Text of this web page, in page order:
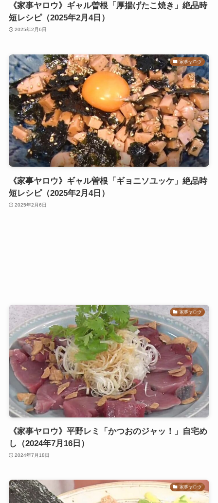
《家事ヤロウ》ギャル曽根「厚揚げたこ焼き」絶品時
短レシピ（2025年2月4日）
2025年2月6日
家事ヤロウ
《家事ヤロウ》ギャル曽根「ギョニソユッケ」絶品時
短レシピ（2025年2月4日）
2025年2月6日
家事ヤロウ
《家事ヤロウ》平野レミ「かつおのジャッ！」自宅め
し（2024年7月16日）
2024年7月18日
家事ヤロウ